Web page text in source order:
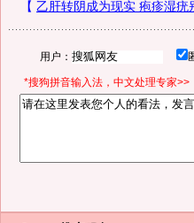
用户：
*搜狗拼音输入法，中文处理专家>>